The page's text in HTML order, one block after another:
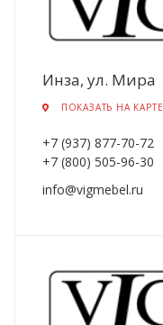
Инза, ул. Мира
ПОКАЗАТЬ НА КАРТЕ
+7 (937) 877-70-72
+7 (800) 505-96-30
info@vigmebel.ru